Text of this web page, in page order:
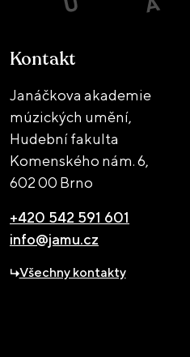
Kontakt
Janáčkova akademie
múzických umění,
Hudební fakulta
Komenského nám. 6,
602 00 Brno
+420 542 591 601
info@jamu.cz
Všechny kontakty